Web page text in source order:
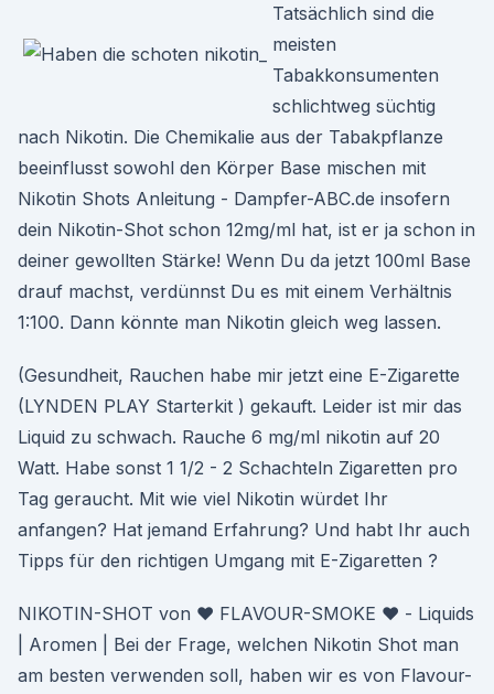
Tatsächlich sind die
meisten
Tabakkonsumenten
schlichtweg süchtig
nach Nikotin. Die Chemikalie aus der Tabakpflanze
beeinflusst sowohl den Körper Base mischen mit
Nikotin Shots Anleitung - Dampfer-ABC.de insofern
dein Nikotin-Shot schon 12mg/ml hat, ist er ja schon in
deiner gewollten Stärke! Wenn Du da jetzt 100ml Base
drauf machst, verdünnst Du es mit einem Verhältnis
1:100. Dann könnte man Nikotin gleich weg lassen.
(Gesundheit, Rauchen habe mir jetzt eine E-Zigarette
(LYNDEN PLAY Starterkit ) gekauft. Leider ist mir das
Liquid zu schwach. Rauche 6 mg/ml nikotin auf 20
Watt. Habe sonst 1 1/2 - 2 Schachteln Zigaretten pro
Tag geraucht. Mit wie viel Nikotin würdet Ihr
anfangen? Hat jemand Erfahrung? Und habt Ihr auch
Tipps für den richtigen Umgang mit E-Zigaretten ?
NIKOTIN-SHOT von ♥ FLAVOUR-SMOKE ♥ - Liquids
| Aromen | Bei der Frage, welchen Nikotin Shot man
am besten verwenden soll, haben wir es von Flavour-